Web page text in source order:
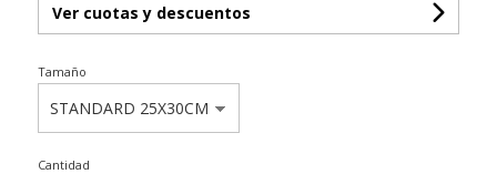
Ver cuotas y descuentos
Tamaño
Cantidad